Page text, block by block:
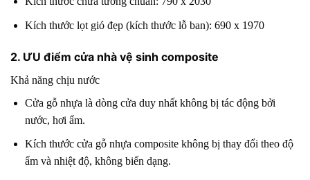
Kích thước lọt gió đẹp (kích thước lỗ ban): 690 x 1970
2. ƯU điểm cửa nhà vệ sinh composite
Khả năng chịu nước
Cửa gỗ nhựa là dòng cửa duy nhất không bị tác động bởi
nước, hơi ẩm.
Kích thước cửa gỗ nhựa composite không bị thay đổi theo độ
ẩm và nhiệt độ, không biến dạng.